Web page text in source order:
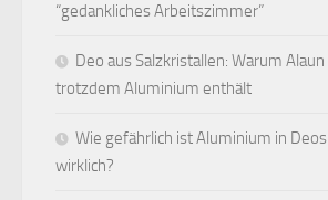
“gedankliches Arbeitszimmer”
Deo aus Salzkristallen: Warum Alaun
trotzdem Aluminium enthält
Wie gefährlich ist Aluminium in Deos
wirklich?